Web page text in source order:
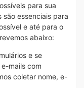
para sua
essenciais para
e até para o
abaixo:
e se
mails com
coletar nome, e-